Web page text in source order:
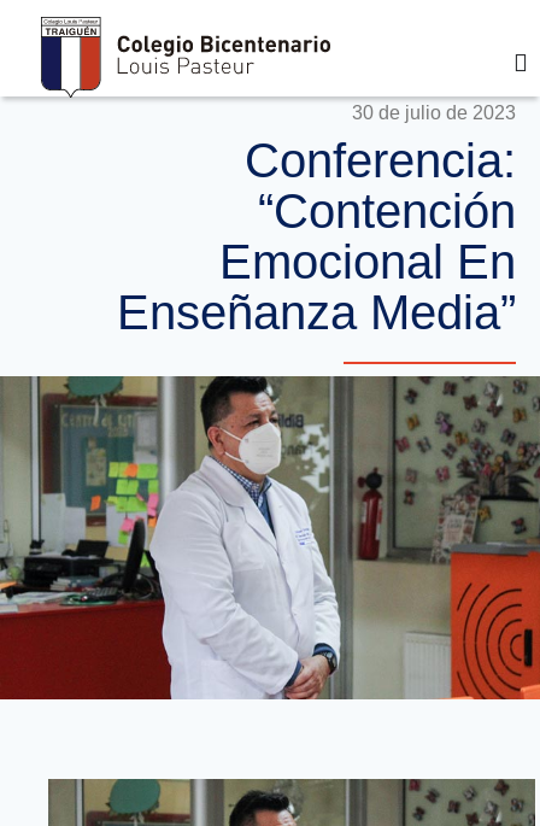
30 de julio de 2023
Conferencia:
“Contención
Emocional En
Enseñanza Media”